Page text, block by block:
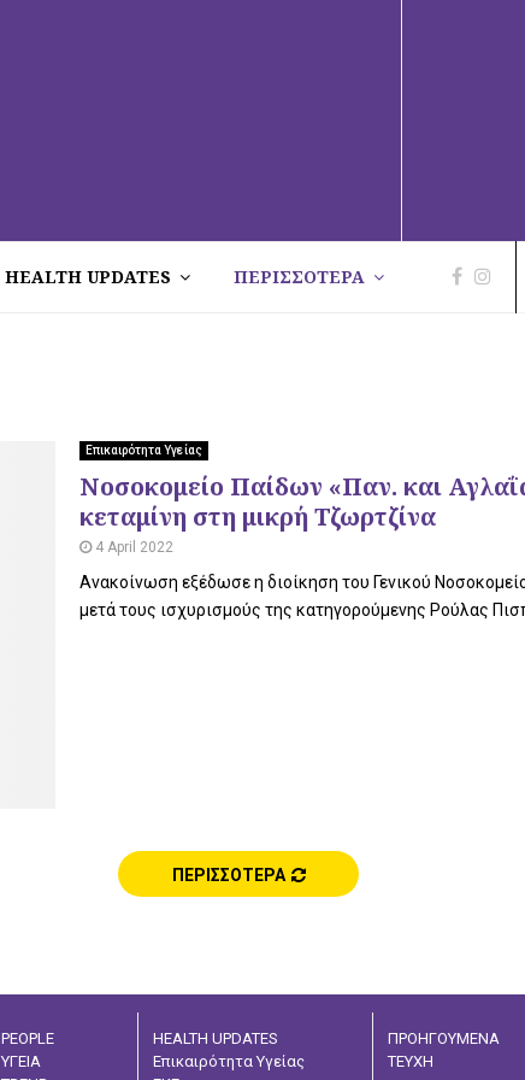
HEALTH UPDATES ΠΕΡΙΣΣΟΤΕΡΑ
Επικαιρότητα Υγείας
Νοσοκομείο Παίδων «Παν. και
κεταμίνη στη μικρή Τζωρτζίνα
4 April 2022
Ανακοίνωση εξέδωσε η διοίκηση του Γενικού
μετά τους ισχυρισμούς της κατηγορούμενης Ρούλας
ΠΕΡΙΣΣΟΤΕΡΑ
PEOPLE
ΥΓΕΙΑ
HEALTH UPDATES
Επικαιρότητα Υγείας
ΠΡΟΗΓΟΥΜΕΝΑ
ΤΕΥΧΗ